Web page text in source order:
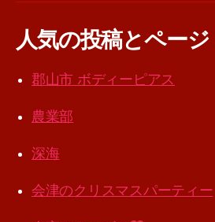
人気の投稿とページ
郡山市 ボディーピアス
農業部
深海
会津のクリスマスパーティー